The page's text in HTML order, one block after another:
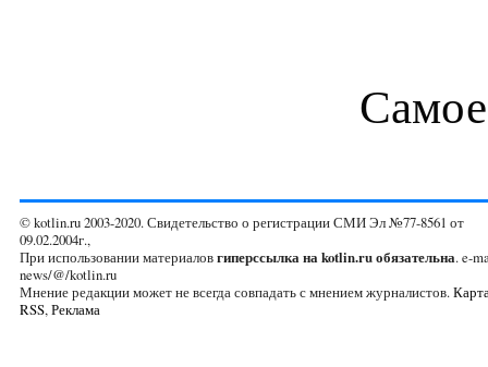
© kotlin.ru 2003-2020. Свидетельство о регистрации СМИ Эл №77-8561 от
09.02.2004г.,
При использовании материаловгиперссылка на kotlin.ru обязательна. e-
news/@/kotlin.ru
Мнение редакции может не всегда совпадать с мнением журналистов.
RSS,Реклама